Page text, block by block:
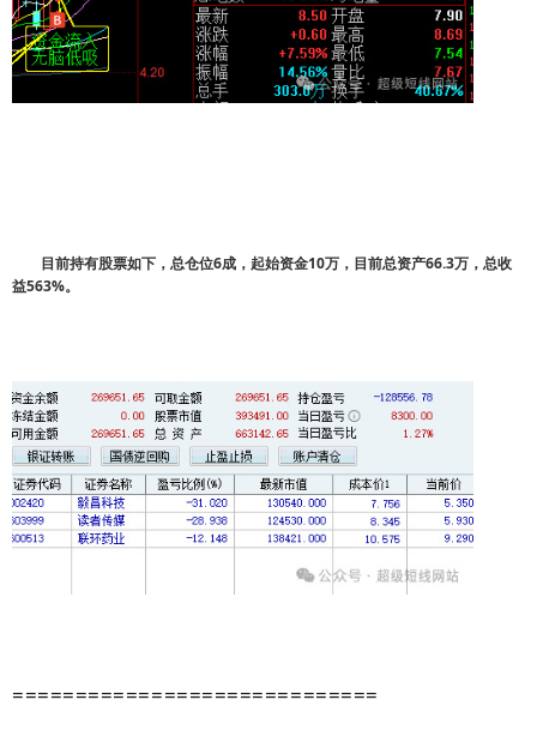
目前持有股票如下，总仓位6成，起始资金10万，目前总资产66.3万，总收
益563%。
=============================